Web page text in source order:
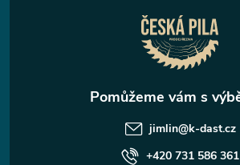
jimlin@k-dast.cz
+420 731 586 361